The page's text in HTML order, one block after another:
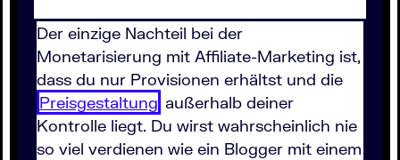
Der einzige Nachteil bei der
Monetarisierung mit Affiliate-Marketing ist,
dass du nur Provisionen erhältst und die
Preisgestaltung außerhalb deiner
Kontrolle liegt. Du wirst wahrscheinlich nie
so viel verdienen wie ein Blogger mit einem